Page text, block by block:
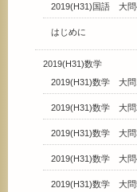
2019(H31)国語 大問
はじめに
2019(H31)数学
2019(H31)数学 大問
2019(H31)数学 大問
2019(H31)数学 大問
2019(H31)数学 大問
2019(H31)数学 大問